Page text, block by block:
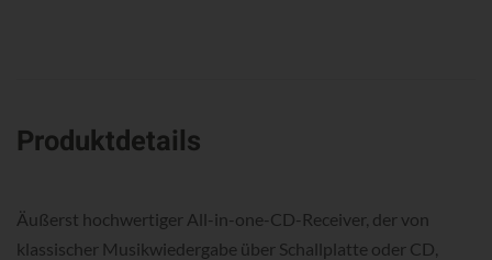
Produktdetails
Äußerst hochwertiger All-in-one-CD-Receiver, der von
klassischer Musikwiedergabe über Schallplatte oder CD,